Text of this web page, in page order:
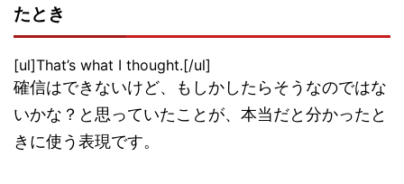
たとき
[ul]That’s what I thought.[/ul]
確信はできないけど、もしかしたらそうなのではな
いかな？と思っていたことが、本当だと分かったと
きに使う表現です。